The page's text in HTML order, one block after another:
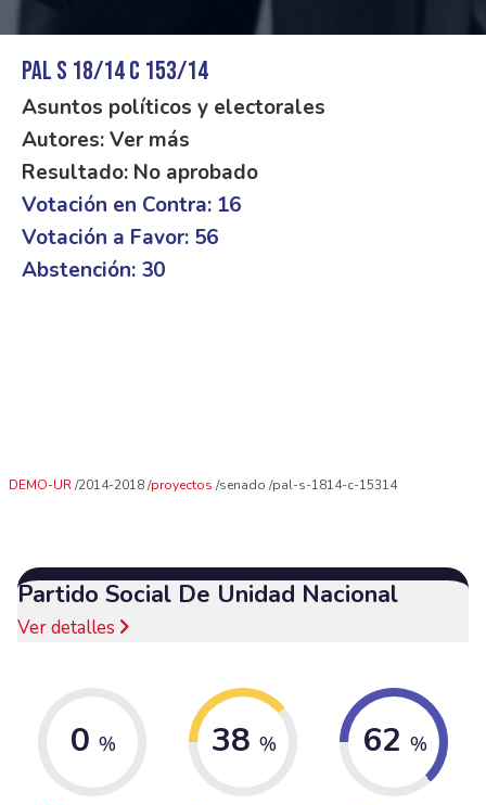
PAL S 18/14 C 153/14
Asuntos políticos y electorales
Autores: Ver más
Resultado: No aprobado
Votación en Contra: 16
Votación a Favor: 56
Abstención: 30
DEMO-UR 2014-2018 proyectos senado pal-s-1814-c-15314
Partido Social De Unidad Nacional
Ver detalles
0 % 38 % 62 %